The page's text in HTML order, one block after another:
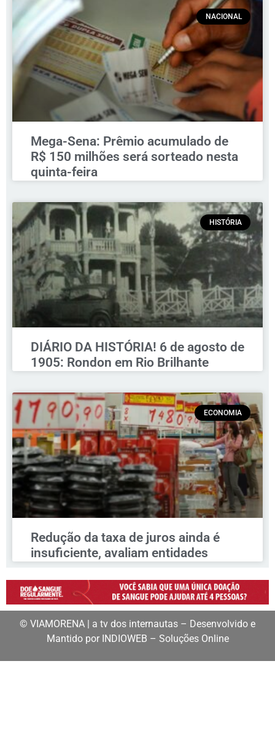
NACIONAL
Mega-Sena: Prêmio acumulado de
R$ 150 milhões será sorteado nesta
quinta-feira
HISTÓRIA
DIÁRIO DA HISTÓRIA! 6 de agosto de
1905: Rondon em Rio Brilhante
ECONOMIA
Redução da taxa de juros ainda é
insuficiente, avaliam entidades
© VIAMORENA | a tv dos internautas – Desenvolvido e
Mantido por INDIOWEB – Soluções Online